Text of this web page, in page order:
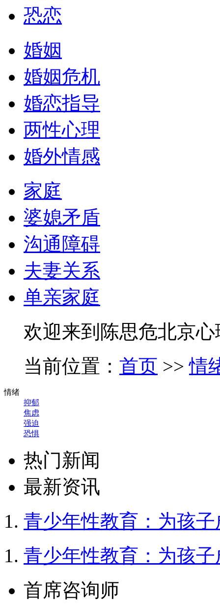
恐恋
婚姻
婚姻危机
婚恋指导
两性心理
婚外情感
家庭
婆媳矛盾
沟通障碍
夫妻关系
单亲家庭
欢迎来到陈思危北京
当前位置： 首页 >>情
情绪
抑郁
焦虑
强迫
恐惧
热门新闻
最新资讯
青少年性教育：为孩
青少年性教育：为孩
首席咨询师